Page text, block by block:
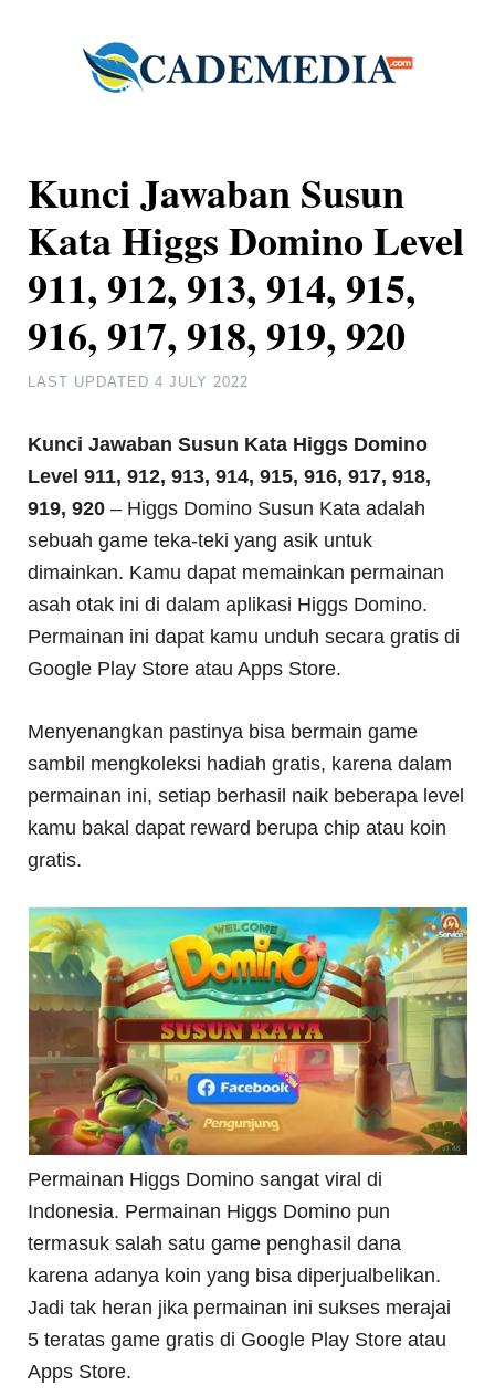
Kunci Jawaban Susun
Kata Higgs Domino Level
911, 912, 913, 914, 915,
916, 917, 918, 919, 920
LAST UPDATED4 JULY 2022
Kunci Jawaban Susun Kata Higgs Domino
Level 911, 912, 913, 914, 915, 916, 917, 918,
919, 920 – Higgs Domino Susun Kata adalah
sebuah game teka-teki yang asik untuk
dimainkan. Kamu dapat memainkan permainan
asah otak ini di dalam aplikasi Higgs Domino.
Permainan ini dapat kamu unduh secara gratis di
Google Play Store atau Apps Store.
Menyenangkan pastinya bisa bermain game
sambil mengkoleksi hadiah gratis, karena dalam
permainan ini, setiap berhasil naik beberapa level
kamu bakal dapat reward berupa chip atau koin
gratis.
Permainan Higgs Domino sangat viral di
Indonesia. Permainan Higgs Domino pun
termasuk salah satu game penghasil dana
karena adanya koin yang bisa diperjualbelikan.
Jadi tak heran jika permainan ini sukses merajai
5 teratas game gratis di Google Play Store atau
Apps Store.